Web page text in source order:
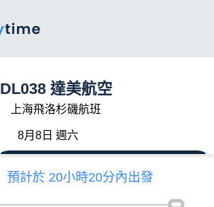
DL038 達美航空
上海飛洛杉磯航班
8月8日 週六
預計於 20小時20分內出發